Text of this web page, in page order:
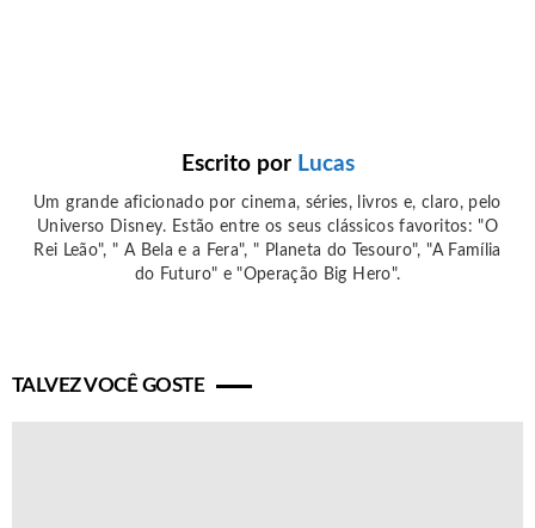
Escrito por Lucas
Um grande aficionado por cinema, séries, livros e, claro, pelo
Universo Disney. Estão entre os seus clássicos favoritos: "O
Rei Leão", " A Bela e a Fera", " Planeta do Tesouro", "A Família
do Futuro" e "Operação Big Hero".
TALVEZ VOCÊ GOSTE